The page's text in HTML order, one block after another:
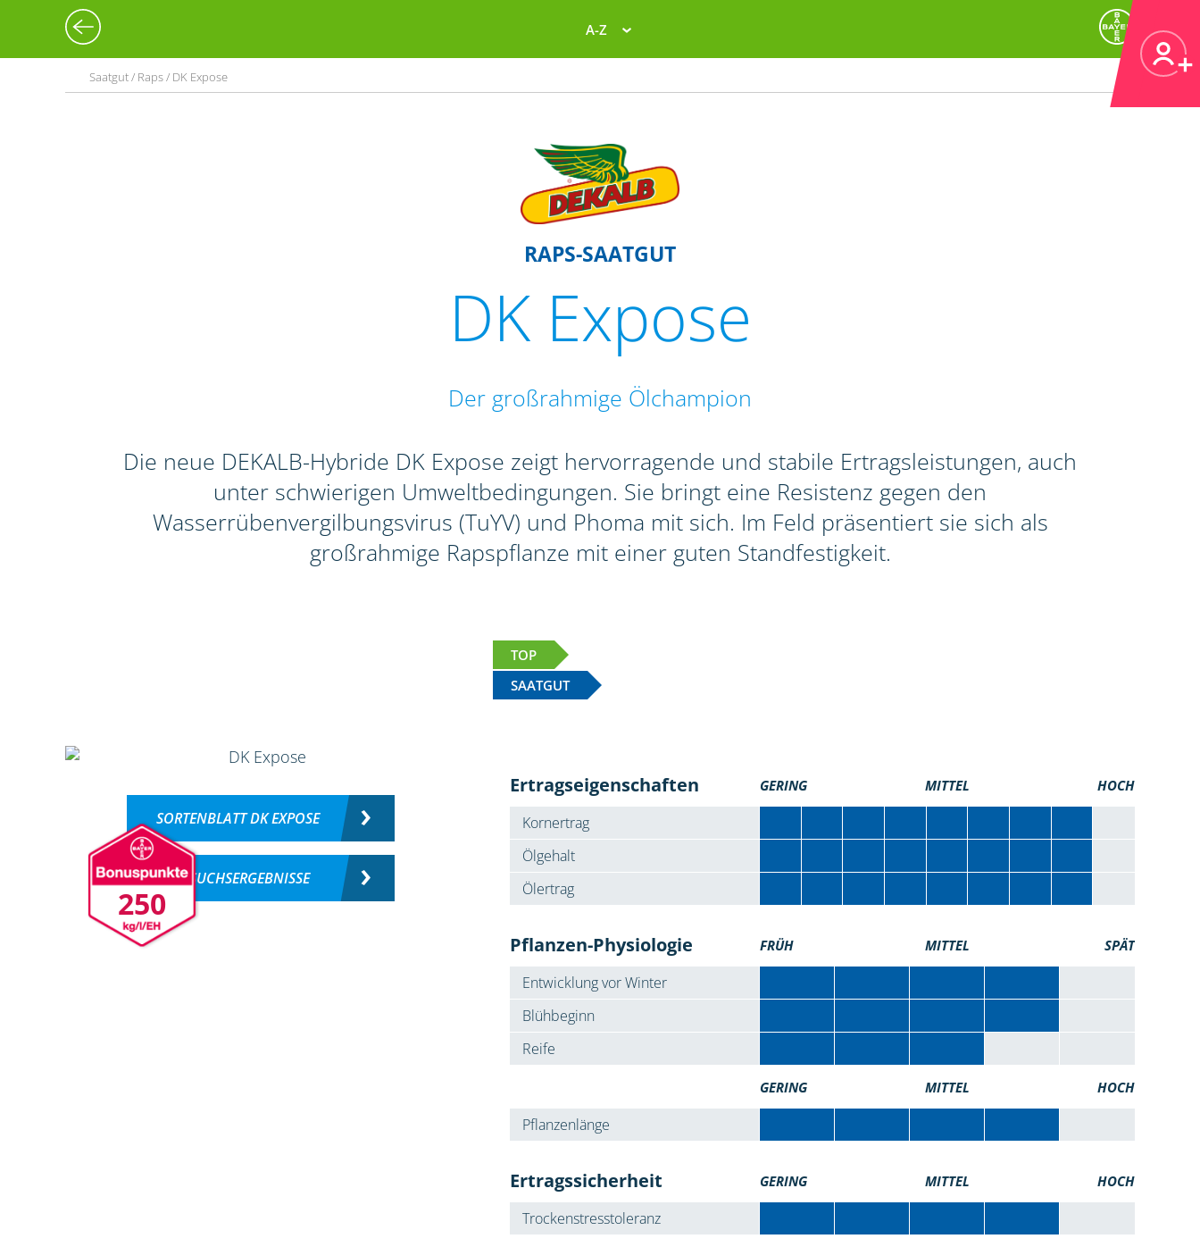
A-Z
Saatgut / Raps / DK Expose
RAPS-SAATGUT
DK Expose
Der großrahmige Ölchampion
Die neue DEKALB-Hybride DK Expose zeigt hervorragende und stabile Ertragsleistungen, auch
unter schwierigen Umweltbedingungen. Sie bringt eine Resistenz gegen den
Wasserrübenvergilbungsvirus (TuYV) und Phoma mit sich. Im Feld präsentiert sie sich als
großrahmige Rapspflanze mit einer guten Standfestigkeit.
TOP
SAATGUT
250
SORTENBLATT DK EXPOSE
VERSUCHSERGEBNISSE
Ertragseigenschaften GERING MITTEL HOCH
Kornertrag
Ölgehalt
Ölertrag
Pflanzen-Physiologie FRÜH MITTEL SPÄT
Entwicklung vor Winter
Blühbeginn
Reife
GERING MITTEL HOCH
Pflanzenlänge
Ertragssicherheit GERING MITTEL HOCH
Trockenstresstoleranz